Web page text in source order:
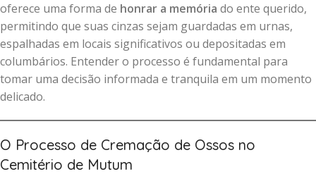
oferece uma forma de honrar a memória do ente querido,
permitindo que suas cinzas sejam guardadas em urnas,
espalhadas em locais significativos ou depositadas em
columbários. Entender o processo é fundamental para
tomar uma decisão informada e tranquila em um momento
delicado.
O Processo de Cremação de Ossos no
Cemitério de Mutum